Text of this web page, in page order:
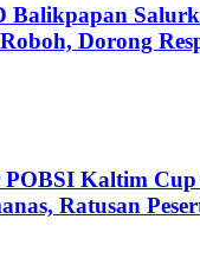
Balikpapan
Dorong
Kaltim Cup
Ratusan